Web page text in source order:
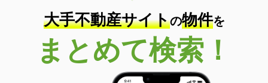
大手不動産サイトの物件を
まとめて検索！